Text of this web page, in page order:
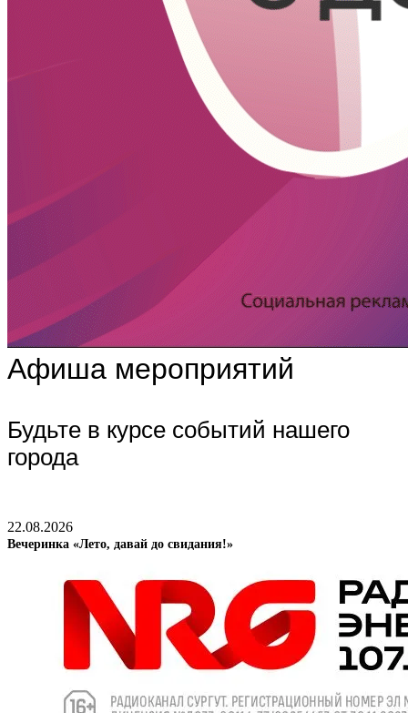
Афиша мероприятий
Будьте в курсе событий нашего
города
22.08.2026
Вечеринка «Лето, давай до свидания!»